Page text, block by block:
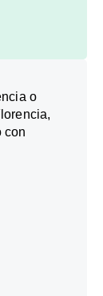
o
con